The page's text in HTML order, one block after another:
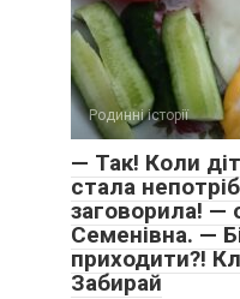
Родинні історії
— Так! Коли
стала
заговорила! —
Семенівна. —
приходити?!
Забирай